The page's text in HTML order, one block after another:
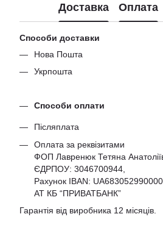
Доставка Оплата
Способи доставки
Нова Пошта
Укрпошта
Способи оплати
Післяплата
Оплата за реквізитами
ФОП Лавренюк Тетяна
ЄДРПОУ: 3046700944
Рахунок IBAN:
АТ КБ “ПРИВАТБАНК”
Гарантія від виробника 12 місяців.